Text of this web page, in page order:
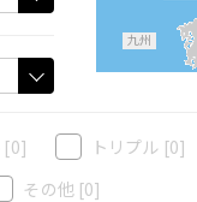
九州
[0] トリプル [0]
その他[0]